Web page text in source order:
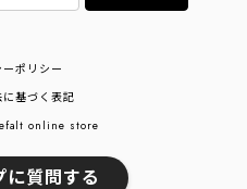
ポリシー
基づく表記
online store
に質問する